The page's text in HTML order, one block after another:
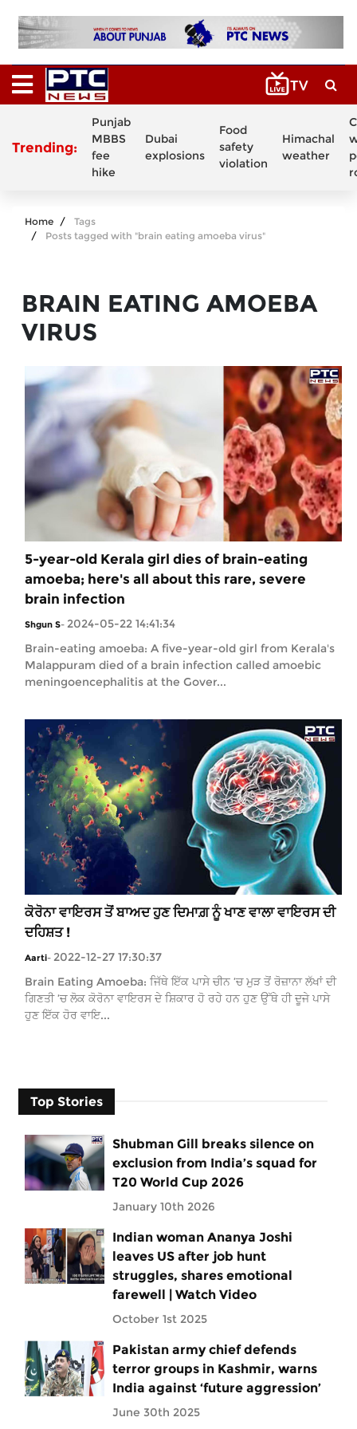
Trending:
Punjab
MBBS
fee
hike
Dubai
explosions
Food
safety
violation
Himachal
weather
Home
Tags
Posts tagged with "brain eating amoeba virus"
BRAIN EATING AMOEBA
VIRUS
5-year-old Kerala girl dies of brain-eating
amoeba; here's all about this rare, severe
brain infection
Shgun S- 2024-05-22 14:41:34
Brain-eating amoeba: A five-year-old girl from Kerala's
Malappuram died of a brain infection called amoebic
meningoencephalitis at the Gover...
ਕੋਰੋਨਾ ਵਾਇਰਸ ਤੋਂ ਬਾਅਦ ਹੁਣ ਦਿਮਾਗ਼ ਨੂੰ ਖਾਣ ਵਾਲਾ ਵਾਇਰਸ ਦੀ
ਦਹਿਸ਼ਤ !
Aarti- 2022-12-27 17:30:37
Brain Eating Amoeba: ਜਿੱਥੇ ਇੱਕ ਪਾਸੇ ਚੀਨ ’ਚ ਮੁੜ ਤੋਂ ਰੋਜ਼ਾਨਾ ਲੱਖਾਂ ਦੀ
ਗਿਣਤੀ ’ਚ ਲੋਕ ਕੋਰੋਨਾ ਵਾਇਰਸ ਦੇ ਸ਼ਿਕਾਰ ਹੋ ਰਹੇ ਹਨ ਹੁਣ ਉੱਥੇ ਹੀ ਦੂਜੇ ਪਾਸੇ
ਹੁਣ ਇੱਕ ਹੋਰ ਵਾਇ...
Top Stories
Shubman Gill breaks silence on
exclusion from India’s squad for
T20 World Cup 2026
January 10th 2026
Indian woman Ananya Joshi
leaves US after job hunt
struggles, shares emotional
farewell | Watch Video
October 1st 2025
Pakistan army chief defends
terror groups in Kashmir, warns
India against ‘future aggression’
June 30th 2025